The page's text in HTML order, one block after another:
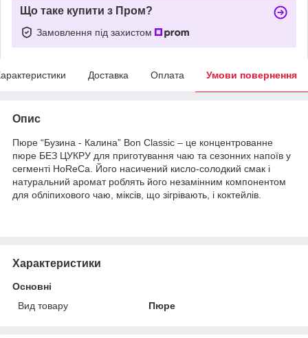
Що таке купити з Пром?
Замовлення під захистом
Доставка Оплата Умови повернення
Опис
Пюре “Бузина - Калина” Bon Classic – це концентрованне
пюре БЕЗ ЦУКРУ для приготування чаю та сезонних напоїв у
сегменті HoReCa. Його насичений кисло-солодкий смак і
натуральний аромат роблять його незамінним компонентом
для обліпихового чаю, міксів, що зігрівають, і коктейлів.
Характеристики
Основні
Вид товару
Пюре